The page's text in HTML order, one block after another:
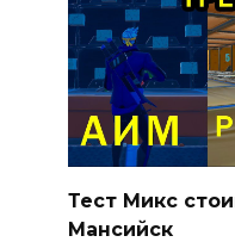
Тест Микс
Мансийск